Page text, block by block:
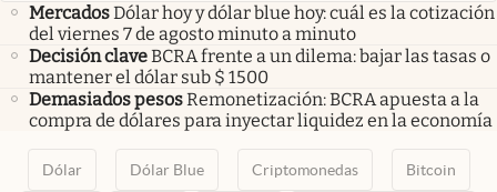
MercadosDólar hoy y dólar blue hoy: cuál es la cotización
del viernes 7 de agosto minuto a minuto
Decisión claveBCRA frente a un dilema: bajar las tasas o
mantener el dólar sub $ 1500
Demasiados pesosRemonetización: BCRA apuesta a la
compra de dólares para inyectar liquidez en la economía
Dólar Dólar Blue Criptomonedas Bitcoin